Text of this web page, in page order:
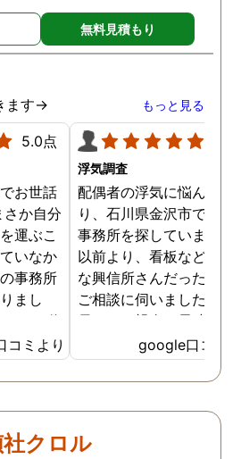
無料見積もり
ます→ もっと見る
5.0点
お世話
か自分
運ぶこ
いなか
事務所
まし
て、信
！と思
。 代表
話を聞
まし
を1回
ミより
浮気調査
配偶者の浮気に悩んでお
り、石川県金沢市で、探
事務所を探していました
以前より、看板などで有
な興信所さんだったので
ご相談に伺いました。
員さんも親身に長時間お
を聞いてくださり、調査
ランも的確で料金も納得
で、その後のアフターフ
ても安心できました。
も完璧な証拠を頂きとて
google口コミ
クロル